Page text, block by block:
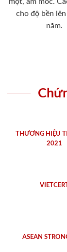
mọt, ẩm mốc.
cho độ bền
năm.
THƯƠNG HIỆU
2021
ASEAN